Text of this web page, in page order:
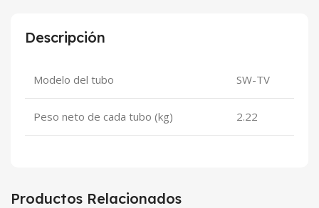
Descripción
Modelo del tubo SW-TV
Peso neto de cada tubo (kg) 2.22
Productos Relacionados